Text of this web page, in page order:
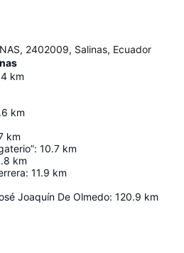
2402009, Salinas, Ecuador
km
km
km
: 10.7 km
km
: 11.9 km
Joaquín De Olmedo: 120.9 km